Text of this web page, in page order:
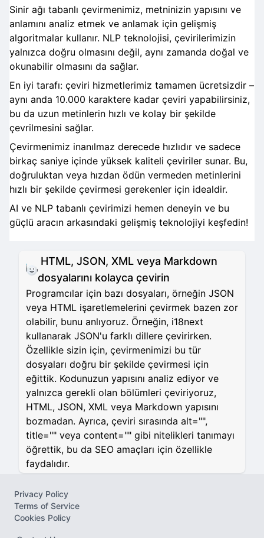
Sinir ağı tabanlı çevirmenimiz, metninizin yapısını ve
anlamını analiz etmek ve anlamak için gelişmiş
algoritmalar kullanır. NLP teknolojisi, çevirilerimizin
yalnızca doğru olmasını değil, aynı zamanda doğal ve
okunabilir olmasını da sağlar.
En iyi tarafı: çeviri hizmetlerimiz tamamen ücretsizdir –
aynı anda 10.000 karaktere kadar çeviri yapabilirsiniz,
bu da uzun metinlerin hızlı ve kolay bir şekilde
çevrilmesini sağlar.
Çevirmenimiz inanılmaz derecede hızlıdır ve sadece
birkaç saniye içinde yüksek kaliteli çeviriler sunar. Bu,
doğruluktan veya hızdan ödün vermeden metinlerini
hızlı bir şekilde çevirmesi gerekenler için idealdir.
AI ve NLP tabanlı çevirimizi hemen deneyin ve bu
güçlü aracın arkasındaki gelişmiş teknolojiyi keşfedin!
HTML, JSON, XML veya Markdown
dosyalarını kolayca çevirin
Programcılar için bazı dosyaları, örneğin JSON
veya HTML işaretlemelerini çevirmek bazen zor
olabilir, bunu anlıyoruz. Örneğin, i18next
kullanarak JSON'u farklı dillere çevirirken.
Özellikle sizin için, çevirmenimizi bu tür
dosyaları doğru bir şekilde çevirmesi için
eğittik. Kodunuzun yapısını analiz ediyor ve
yalnızca gerekli olan bölümleri çeviriyoruz,
HTML, JSON, XML veya Markdown yapısını
bozmadan. Ayrıca, çeviri sırasında alt="",
title="" veya content="" gibi nitelikleri tanımayı
öğrettik, bu da SEO amaçları için özellikle
faydalıdır.
Privacy Policy
Terms of Service
Cookies Policy